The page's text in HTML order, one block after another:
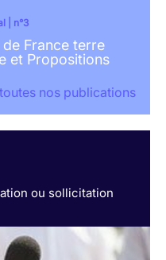
| n°3
France terre
et Propositions
nos publications
ou sollicitation